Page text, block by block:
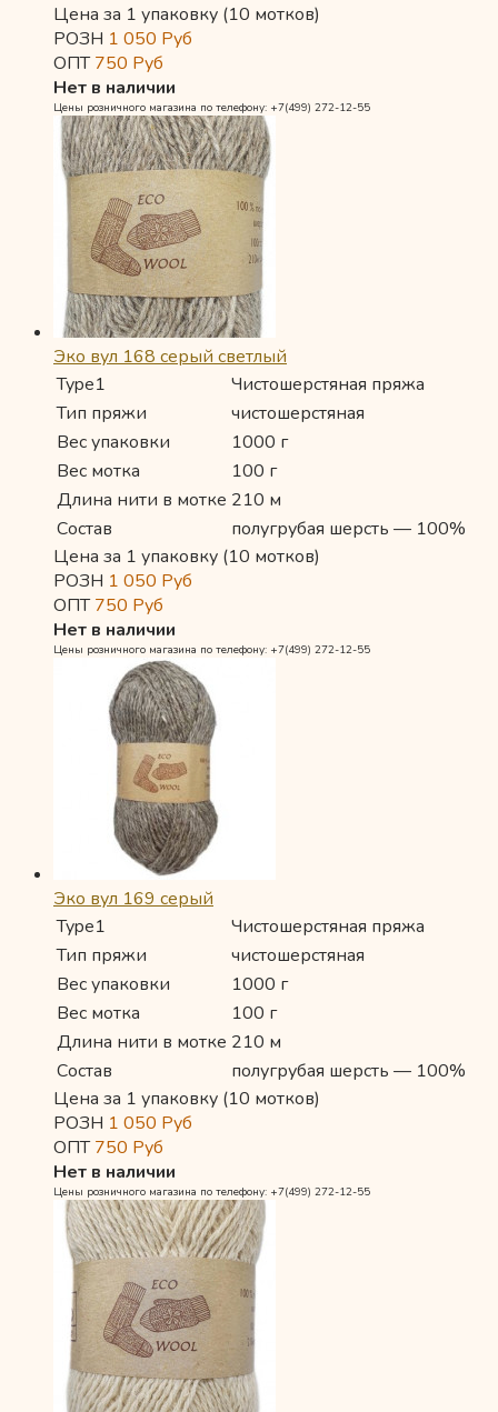
Цена за 1 упаковку (10 мотков)
РОЗН 1 050 Руб
ОПТ750 Руб
Нет в наличии
Цены розничного магазина по телефону: +7(499) 272-12-55
Эко вул 168 серый светлый
Type1
Чистошерстяная пряжа
Тип пряжи
чистошерстяная
Вес упаковки
1000 г
Вес мотка
100 г
Длина нити в мотке 210 м
Состав
полугрубая шерсть — 100%
Цена за 1 упаковку (10 мотков)
РОЗН 1 050 Руб
ОПТ750 Руб
Нет в наличии
Цены розничного магазина по телефону: +7(499) 272-12-55
Эко вул 169 серый
Type1
Чистошерстяная пряжа
Тип пряжи
чистошерстяная
Вес упаковки
1000 г
Вес мотка
100 г
Длина нити в мотке 210 м
Состав
полугрубая шерсть — 100%
Цена за 1 упаковку (10 мотков)
РОЗН 1 050 Руб
ОПТ750 Руб
Нет в наличии
Цены розничного магазина по телефону: +7(499) 272-12-55